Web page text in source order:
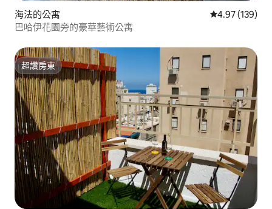
海法的公寓 從 139 則評價
4.97 (139)
巴哈伊花園旁的豪華藝術公寓
超讚房東
超讚房東